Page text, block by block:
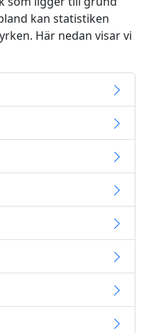
kan statistiken
Här nedan visar vi